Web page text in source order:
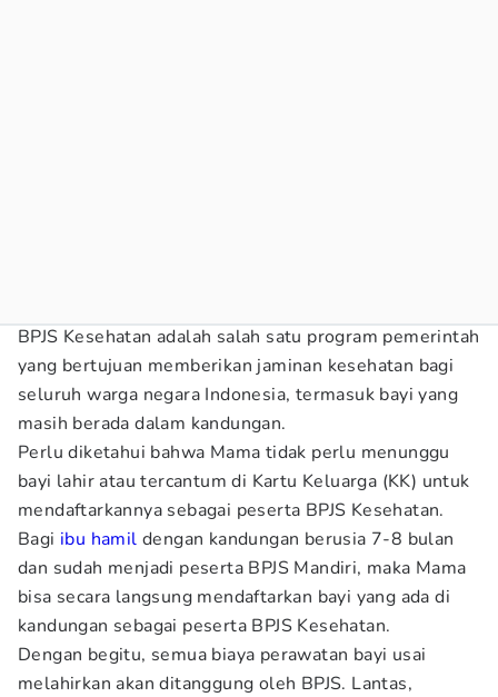
BPJS Kesehatan adalah salah satu program pemerintah
yang bertujuan memberikan jaminan kesehatan bagi
seluruh warga negara Indonesia, termasuk bayi yang
masih berada dalam kandungan.
Perlu diketahui bahwa Mama tidak perlu menunggu
bayi lahir atau tercantum di Kartu Keluarga (KK) untuk
mendaftarkannya sebagai peserta BPJS Kesehatan.
Bagi ibu hamil dengan kandungan berusia 7-8 bulan
dan sudah menjadi peserta BPJS Mandiri, maka Mama
bisa secara langsung mendaftarkan bayi yang ada di
kandungan sebagai peserta BPJS Kesehatan.
Dengan begitu, semua biaya perawatan bayi usai
melahirkan akan ditanggung oleh BPJS. Lantas,